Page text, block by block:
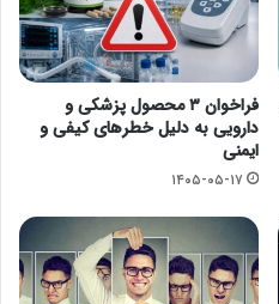
فراخوان ۳ محصول پزشکی و
دارویی به دلیل خطرهای کیفی و
ایمنی
۱۴۰۵-۰۵-۱۷